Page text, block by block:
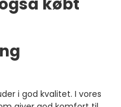
i god kvalitet. I vores